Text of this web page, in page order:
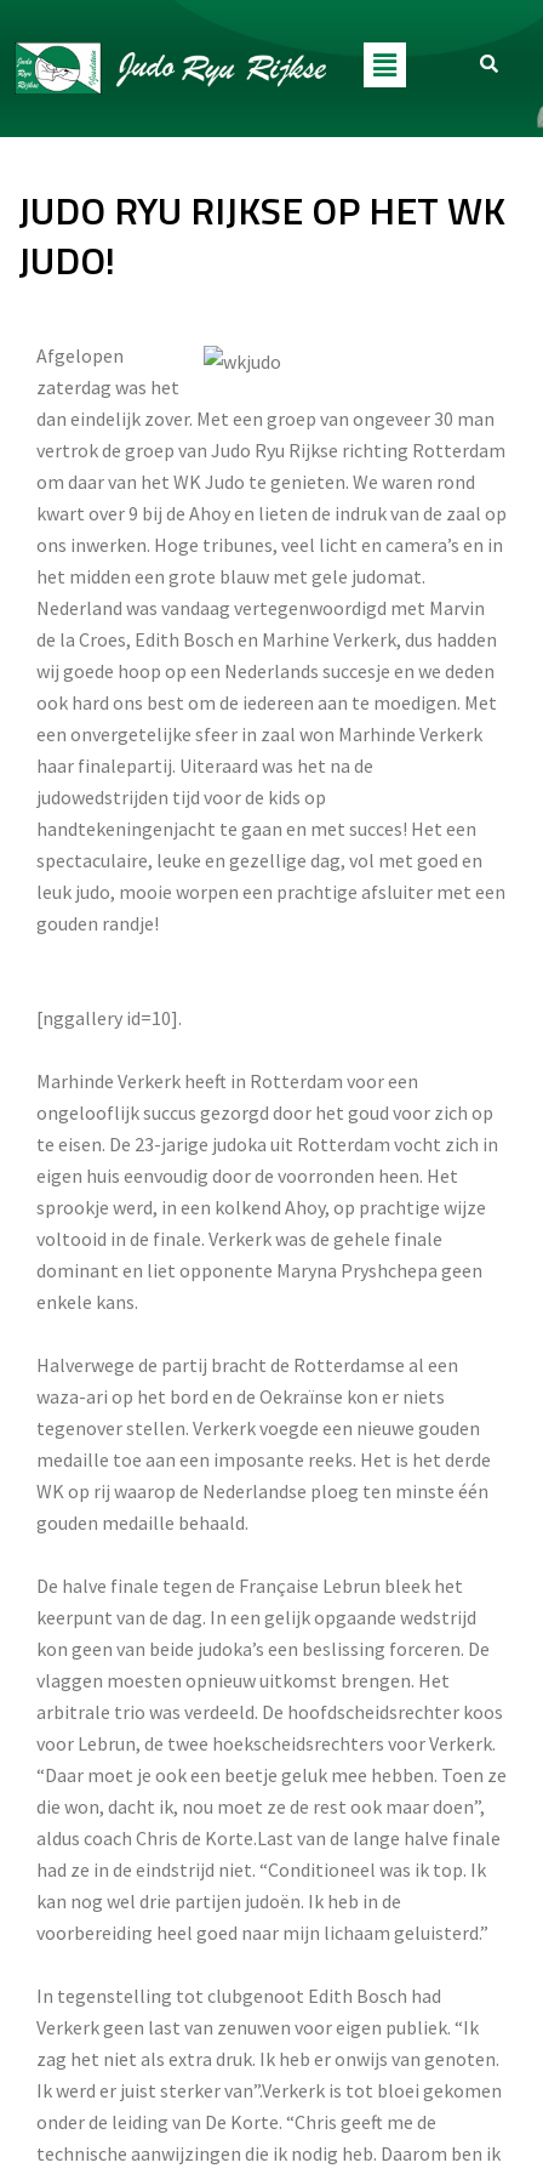
JUDO RYU RIJKSE OP HET WK
JUDO!
Afgelopen
zaterdag was het
dan eindelijk zover. Met een groep van ongeveer 30 man
vertrok de groep van Judo Ryu Rijkse richting Rotterdam
om daar van het WK Judo te genieten. We waren rond
kwart over 9 bij de Ahoy en lieten de indruk van de zaal op
ons inwerken. Hoge tribunes, veel licht en camera’s en in
het midden een grote blauw met gele judomat.
Nederland was vandaag vertegenwoordigd met Marvin
de la Croes, Edith Bosch en Marhine Verkerk, dus hadden
wij goede hoop op een Nederlands succesje en we deden
ook hard ons best om de iedereen aan te moedigen. Met
een onvergetelijke sfeer in zaal won Marhinde Verkerk
haar finalepartij. Uiteraard was het na de
judowedstrijden tijd voor de kids op
handtekeningenjacht te gaan en met succes! Het een
spectaculaire, leuke en gezellige dag, vol met goed en
leuk judo, mooie worpen een prachtige afsluiter met een
gouden randje!
[nggallery id=10].
Marhinde Verkerk heeft in Rotterdam voor een
ongelooflijk succus gezorgd door het goud voor zich op
te eisen. De 23-jarige judoka uit Rotterdam vocht zich in
eigen huis eenvoudig door de voorronden heen. Het
sprookje werd, in een kolkend Ahoy, op prachtige wijze
voltooid in de finale. Verkerk was de gehele finale
dominant en liet opponente Maryna Pryshchepa geen
enkele kans.
Halverwege de partij bracht de Rotterdamse al een
waza-ari op het bord en de Oekraïnse kon er niets
tegenover stellen. Verkerk voegde een nieuwe gouden
medaille toe aan een imposante reeks. Het is het derde
WK op rij waarop de Nederlandse ploeg ten minste één
gouden medaille behaald.
De halve finale tegen de Française Lebrun bleek het
keerpunt van de dag. In een gelijk opgaande wedstrijd
kon geen van beide judoka’s een beslissing forceren. De
vlaggen moesten opnieuw uitkomst brengen. Het
arbitrale trio was verdeeld. De hoofdscheidsrechter koos
voor Lebrun, de twee hoekscheidsrechters voor Verkerk.
“Daar moet je ook een beetje geluk mee hebben. Toen ze
die won, dacht ik, nou moet ze de rest ook maar doen”,
aldus coach Chris de Korte.Last van de lange halve finale
had ze in de eindstrijd niet. “Conditioneel was ik top. Ik
kan nog wel drie partijen judoën. Ik heb in de
voorbereiding heel goed naar mijn lichaam geluisterd.”
In tegenstelling tot clubgenoot Edith Bosch had
Verkerk geen last van zenuwen voor eigen publiek. “Ik
zag het niet als extra druk. Ik heb er onwijs van genoten.
Ik werd er juist sterker van”.Verkerk is tot bloei gekomen
onder de leiding van De Korte. “Chris geeft me de
technische aanwijzingen die ik nodig heb. Daarom ben ik